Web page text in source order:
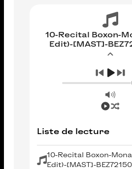
10-Recital Boxon-
Edit)-[MAST]-
Liste de lecture
10-Recital Boxon-
Edit)-[MAST]-